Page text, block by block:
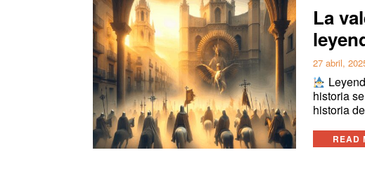
La
27 abril,
historia
historia
READ